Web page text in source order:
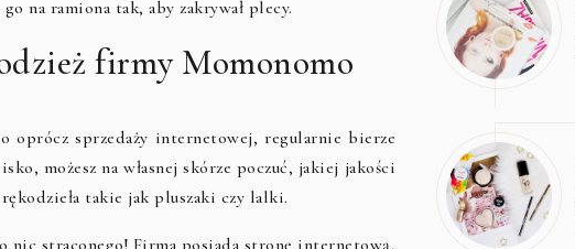
na ramiona tak, aby zakrywał plecy.
firmy Momonomo
oprócz sprzedaży internetowej, regularnie bierze
możesz na własnej skórze poczuć, jakiej jakości
takie jak pluszaki czy lalki.
straconego! Firma posiada stronę internetową,